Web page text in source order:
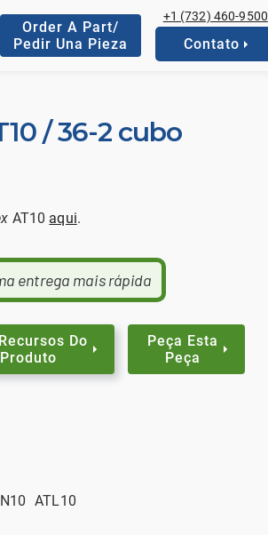
Order A Part/
Pedir Una Pieza
+1 (732) 460-9500
Contato
/ 36-2 cubo
AT10 aqui.
entrega mais rápida
Do
Produto
Peça Esta
Peça
ATL10